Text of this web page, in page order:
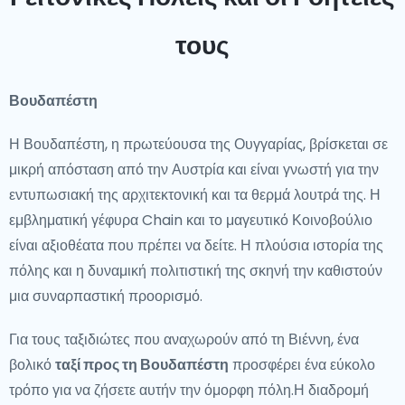
e Vjenës dhe qyteti historik i Grazit ofrojnë njohuri të
thella në evolucionin artistik dhe arkitektural të vendit.
historike, Austria është e mbushur me viza ikonike.
Ringstrasse e Vjenës, me ndërtesat e saj
impresionuese, dhe liqenet e bukura të
Salzkammergut janë vetëm fillimi. Dashamirët e artit
mund të eksplorojnë Pallatin Belvedere dhe Muzeun
Albertina, të cilat strehojnë vepra të mjeshtërve si
Klimt dhe Schiele. Dashamirët e natyrës do të
vlerësojnë peizazhet e mahnitshme të Alpeve
Tyroleze dhe Luginës së Danubit, të përshtatshme për
ecje dhe qarkullim me biçikletë.
τους
Βουδαπέστη
Η Βουδαπέστη, η πρωτεύουσα της Ουγγαρίας, βρίσκεται σε
μικρή απόσταση από την Αυστρία και είναι γνωστή για την
εντυπωσιακή της αρχιτεκτονική και τα θερμά λουτρά της. Η
εμβληματική γέφυρα Chain και το μαγευτικό Κοινοβούλιο
είναι αξιοθέατα που πρέπει να δείτε. Η πλούσια ιστορία της
πόλης και η δυναμική πολιτιστική της σκηνή την καθιστούν
μια συναρπαστική προορισμό.
Για τους ταξιδιώτες που αναχωρούν από τη Βιέννη, ένα
βολικόταξί προς τη Βουδαπέστη προσφέρει ένα εύκολο
τρόπο για να ζήσετε αυτήν την όμορφη πόλη.Η διαδρομή